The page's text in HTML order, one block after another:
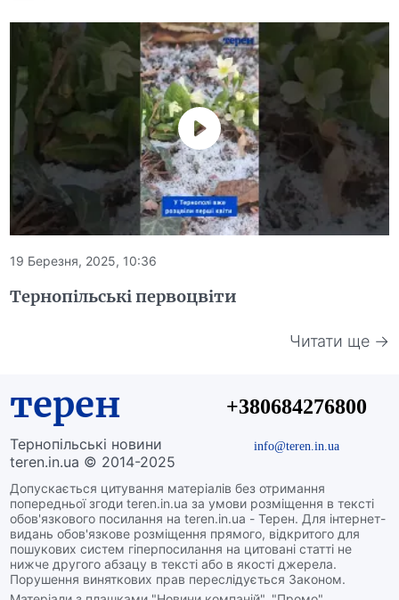
19 Березня, 2025, 10:36
Тернопільські первоцвіти
Читати ще →
терен
Тернопільські новини
teren.in.ua © 2014-2025
Допускається цитування матеріалів без отримання
попередньої згоди teren.in.ua за умови розміщення в тексті
обов'язкового посилання на teren.in.ua - Терен. Для інтернет-
видань обов'язкове розміщення прямого, відкритого для
пошукових систем гіперпосилання на цитовані статті не
нижче другого абзацу в тексті або в якості джерела.
Порушення виняткових прав переслідується Законом.
+380684276800
info@teren.in.ua